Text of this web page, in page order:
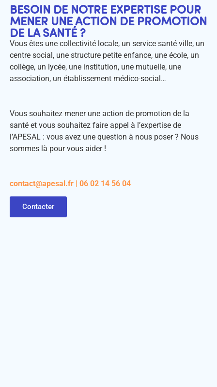
BESOIN DE NOTRE EXPERTISE POUR
MENER UNE ACTION DE PROMOTION
DE LA SANTÉ ?
Vous êtes une collectivité locale, un service santé ville, un
centre social, une structure petite enfance, une école, un
collège, un lycée, une institution, une mutuelle, une
association, un établissement médico-social…
Vous souhaitez mener une action de promotion de la
santé et vous souhaitez faire appel à l’expertise de
l’APESAL : vous avez une question à nous poser ? Nous
sommes là pour vous aider !
contact@apesal.fr | 06 02 14 56 04
Contacter